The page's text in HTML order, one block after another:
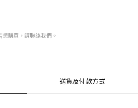
想購買，請聯絡我們。
送貨及付款方式